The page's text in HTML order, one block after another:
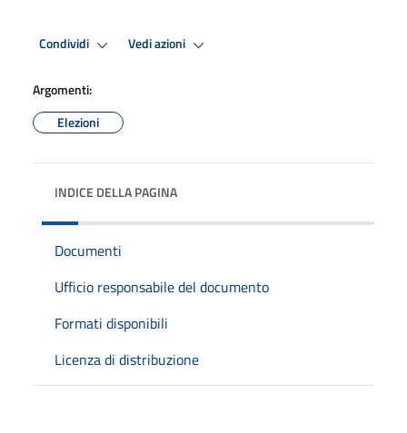
Condividi Vedi azioni
Argomenti:
Elezioni
INDICE DELLA PAGINA
Documenti
Ufficio responsabile del documento
Formati disponibili
Licenza di distribuzione